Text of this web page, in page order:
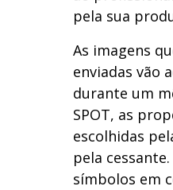
pela sua
As imagens
enviadas vão
durante um
SPOT, as
escolhidas
pela
símbolos em